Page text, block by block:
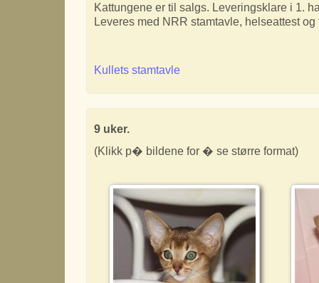
Kattungene er til salgs. Leveringsklare i 1.
Leveres med NRR stamtavle, helseattest
Kullets stamtavle
9 uker.
(Klikk p� bildene for � se større format)